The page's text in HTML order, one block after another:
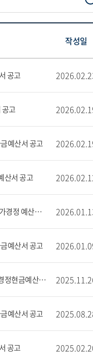
작성일
공고
고
예산서 공고
산서 공고
2025회계연도 법인 수익사업회계 추가경정 예산서 공고
예산서 공고
2025회계연도 연구산학협력단 추가경정현금예산서 공고
예산서 공고
공고